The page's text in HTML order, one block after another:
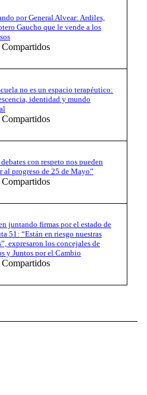
por General Alvear: Ardiles,
Gaucho que le vende a los
Compartidos
no es un espacio terapéutico:
identidad y mundo
Compartidos
con respeto nos pueden
al progreso de 25 de Mayo”
Compartidos
juntando firmas por el estado de
51: “Están en riesgo nuestras
expresaron los concejales de
y Juntos por el Cambio
Compartidos